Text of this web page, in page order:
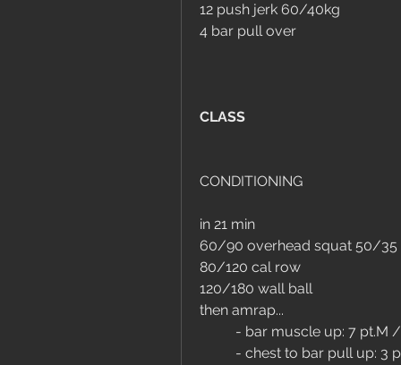
12 push jerk 60/40kg
4 bar pull over
CLASS
CONDITIONING
in 21 min
60/90 overhead squat 50/35
80/120 cal row
120/180 wall ball
then amrap...
- bar muscle up: 7 pt.M
- chest to bar pull up: 3